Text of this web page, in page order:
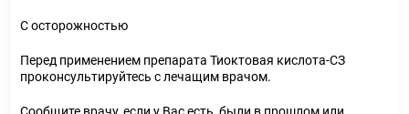
С осторожностью
Перед применением препарата Тиоктовая кислота-СЗ
проконсультируйтесь с лечащим врачом.